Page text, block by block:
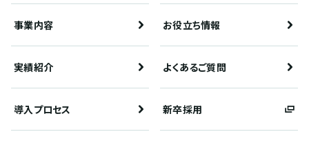
事業内容 お役立ち情報
実績紹介 よくあるご質問
導入プロセス 新卒採用